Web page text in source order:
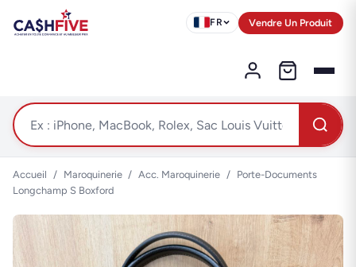
FR Vendre Un Produit
Accueil / Maroquinerie / Acc. Maroquinerie /
Porte-Documents
Longchamp S Boxford